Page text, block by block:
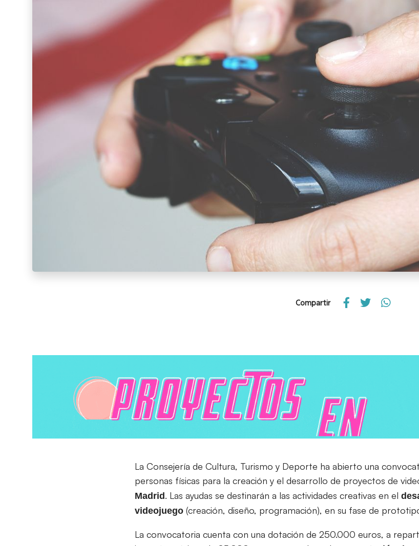
Compartir
La Consejería de Cultura, Turismo y Deporte ha abierto una
personas físicas para la creación y el desarrollo de proyectos de
Madrid. Las ayudas se destinarán a las actividades creativas en el
videojuego (creación, diseño, programación), en su fase de
La convocatoria cuenta con una dotación de 250.000 euros, a